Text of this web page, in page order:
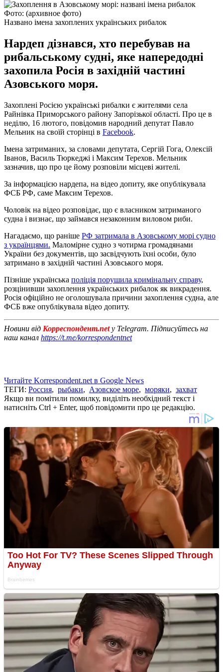
Фото: (архивное фото)
Названо імена захоплених українських рибалок
Нардеп дізнався, хто перебував на
рибальському судні, яке напередодні
захопила Росія в західній частині
Азовського моря.
Захоплені Росією українські рибалки є жителями села
Райнівка Приморського району Запорізької області. Про це в
неділю, 16 лютого, повідомив народний депутат Павло
Мельник на своїй сторінці в Facebook.
Імена затриманих, за словами депутата, Сергій Гога, Олексій
Іванов, Василь Тюркеджі і Максим Терехов. Мельник
зазначив, що про це йому розповіли місцеві жителі.
За інформацією нардепа, на відео допиту, яке опублікувала
ФСБ РФ, саме Максим Терехов.
Чоловік на відео розповідає, що є власником затриманого
судна і визнає, що займався незаконним виловом риби.
Нагадаємо, що раніше РФ затримала в Азовському морі судно
з українцями. Маломірне судно з чотирма громадянами
України без документів, що засвідчують їхні особи, було
затримано в західній частині Азовського моря.
Пізніше українська поліція порушила кримінальну справу,
розцінивши захоплення українських рибалок як викрадення.
Росія офіційно не оголошувала причини захоплення судна, але
ФСБ вже опублікувала відео допиту.
Новини від Корреспондент.netу Telegram. Підписуйтесь на
наш канал https://t.me/korrespondentnet
Читайте Korrespondent.net в Google News
ТЕГИ: Россия, рыбаки, Азовское море, моряки, захват
Якщо ви помітили помилку, виділіть необхідний текст і
натисніть Ctrl + Enter, щоб повідомити про це редакцію.